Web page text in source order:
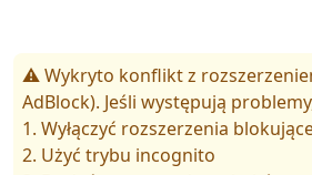
⚠️ Wykryto konflikt z
AdBlock). Jeśli występują
1. Wyłączyć rozszerzenia
2. Użyć trybu incognito